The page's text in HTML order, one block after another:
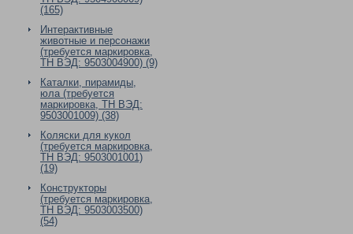
(165)
Интерактивные
животные и персонажи
(требуется маркировка,
ТН ВЭД: 9503004900) (9)
Каталки, пирамиды,
юла (требуется
маркировка, ТН ВЭД:
9503001009) (38)
Коляски для кукол
(требуется маркировка,
ТН ВЭД: 9503001001)
(19)
Конструкторы
(требуется маркировка,
ТН ВЭД: 9503003500)
(54)